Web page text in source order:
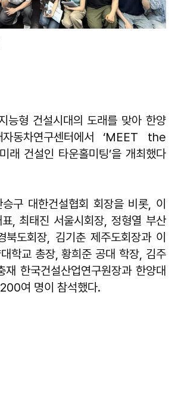
능형 건설시대의 도래를 맞아 한양
동차연구센터에서 ‘MEET the
래 건설인 타운홀미팅’을 개최했다
구 대한건설협회 회장을 비롯, 이
, 최태진 서울시회장, 정형열 부산
북도회장, 김기춘 제주도회장과 이
학교 총장, 황희준 공대 학장, 김주
재 한국건설산업연구원장과 한양대
여 명이 참석했다.